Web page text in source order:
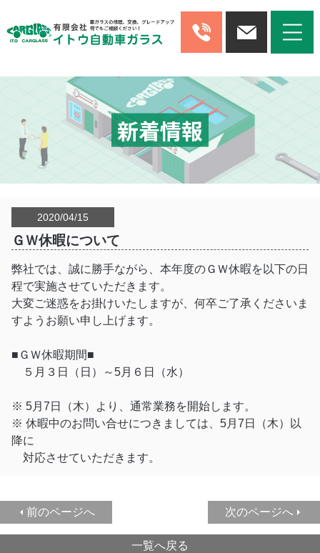
新着情報
2020/04/15
ＧＷ休暇について
弊社では、誠に勝手ながら、本年度のＧＷ休暇を以下の日
程で実施させていただきます。
大変ご迷惑をお掛けいたしますが、何卒ご了承くださいま
すようお願い申し上げます。
■ＧＷ休暇期間■
５月３日（日）～5月６日（水）
※ 5月7日（木）より、通常業務を開始します。
※ 休暇中のお問い合せにつきましては、5月7日（木）以
降に
対応させていただきます。
前のページへ 次のページへ
一覧へ戻る